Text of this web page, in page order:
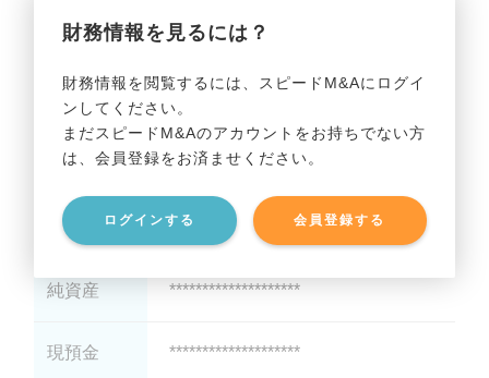
財務情報を見るには？
財務情報を閲覧するには、スピードM&Aにログイ
ンしてください。
まだスピードM&Aのアカウントをお持ちでない方
は、会員登録をお済ませください。
ログインする 会員登録する
貸借対照表（B/S）
総資産 ********************
有利子負債 ********************
純資産 ********************
現預金 ********************